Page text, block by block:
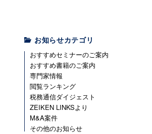
お知らせカテゴリ
おすすめセミナーのご案内
おすすめ書籍のご案内
専門家情報
閲覧ランキング
税務通信ダイジェスト
ZEIKEN LINKSより
M&A案件
その他のお知らせ